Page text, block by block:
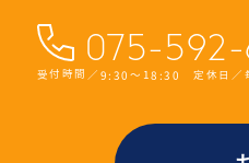
075-
受付時間／9:30〜18:30 定休日／